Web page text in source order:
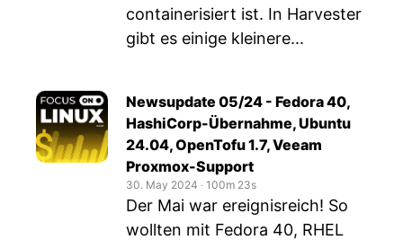
containerisiert ist. In Harvester
gibt es einige kleinere...
Newsupdate 05/24 - Fedora 40,
HashiCorp-Übernahme, Ubuntu
24.04, OpenTofu 1.7, Veeam
Proxmox-Support
30. May 2024 ‧ 100m 23s
Der Mai war ereignisreich! So
wollten mit Fedora 40, RHEL